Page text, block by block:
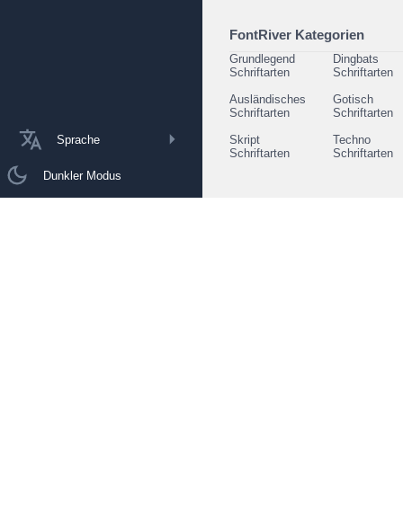
Sprache
Dunkler Modus
FontRiver Kategorien
Grundlegend
Schriftarten
Dingbats
Schriftarten
Ausländisches
Schriftarten
Gotisch
Schriftarten
Skript
Schriftarten
Techno
Schriftarten